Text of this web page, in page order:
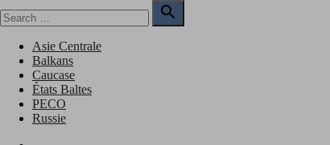
to
for:

Search
Asie Centrale
Balkans
Caucase
États Baltes
PECO
Russie